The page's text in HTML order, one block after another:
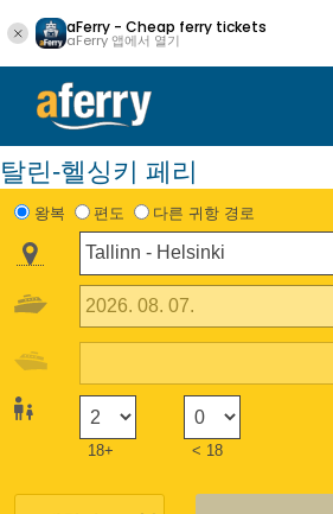
aFerry - Cheap ferry tickets
aFerry 앱에서 열기
탈린-헬싱키 페리
왕복 편도 다른 귀항 경로
18+ < 18